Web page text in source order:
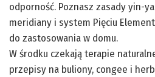
odporność. Poznasz zasady yin-
meridiany i system Pięciu
do zastosowania w domu.
W środku czekają terapie
przepisy na buliony, congee i